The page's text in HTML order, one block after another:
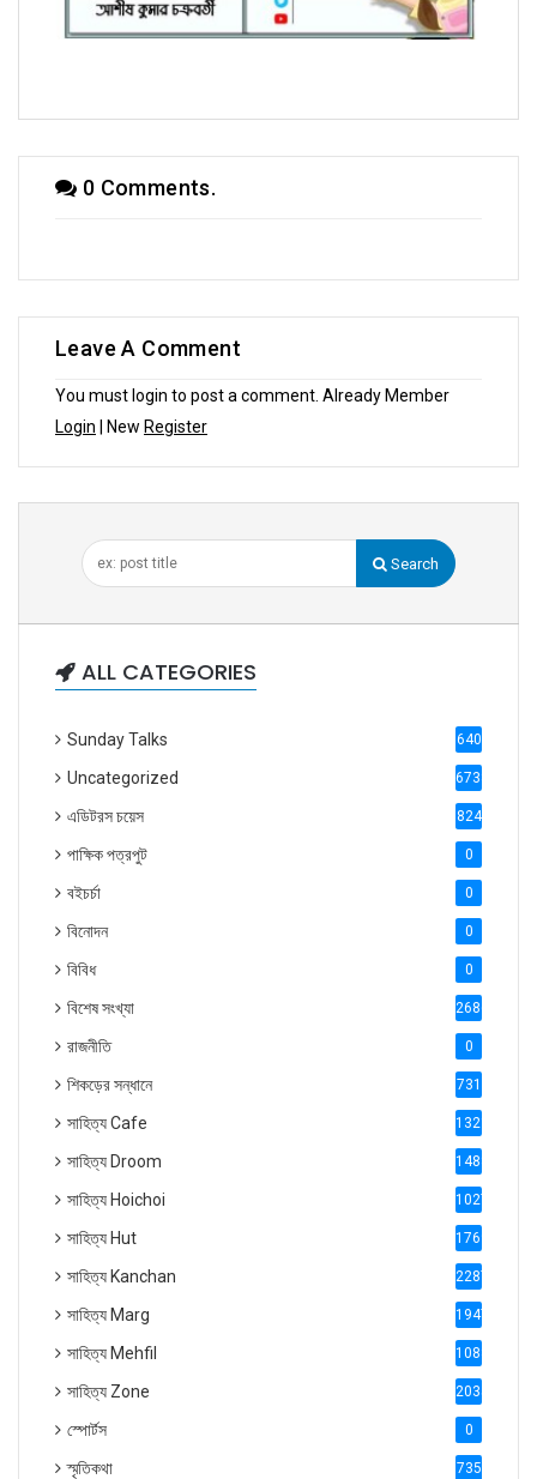
0 Comments.
Leave A Comment
You must login to post a comment. Already Member
Login | New Register
Search
ALL CATEGORIES
Sunday Talks 640
Uncategorized 6738
এডিটরস চয়েস 824
পাক্ষিক পত্রপুট 0
বইচর্চা 0
বিনোদন 0
বিবিধ 0
বিশেষ সংখ্যা 2686
রাজনীতি 0
শিকড়ের সন্ধানে 731
সাহিত্য Cafe 1321
সাহিত্য Droom 1488
সাহিত্য Hoichoi 1027
সাহিত্য Hut 1769
সাহিত্য Kanchan 2287
সাহিত্য Marg 1947
সাহিত্য Mehfil 1088
সাহিত্য Zone 2035
স্পোর্টস 0
স্মৃতিকথা 735